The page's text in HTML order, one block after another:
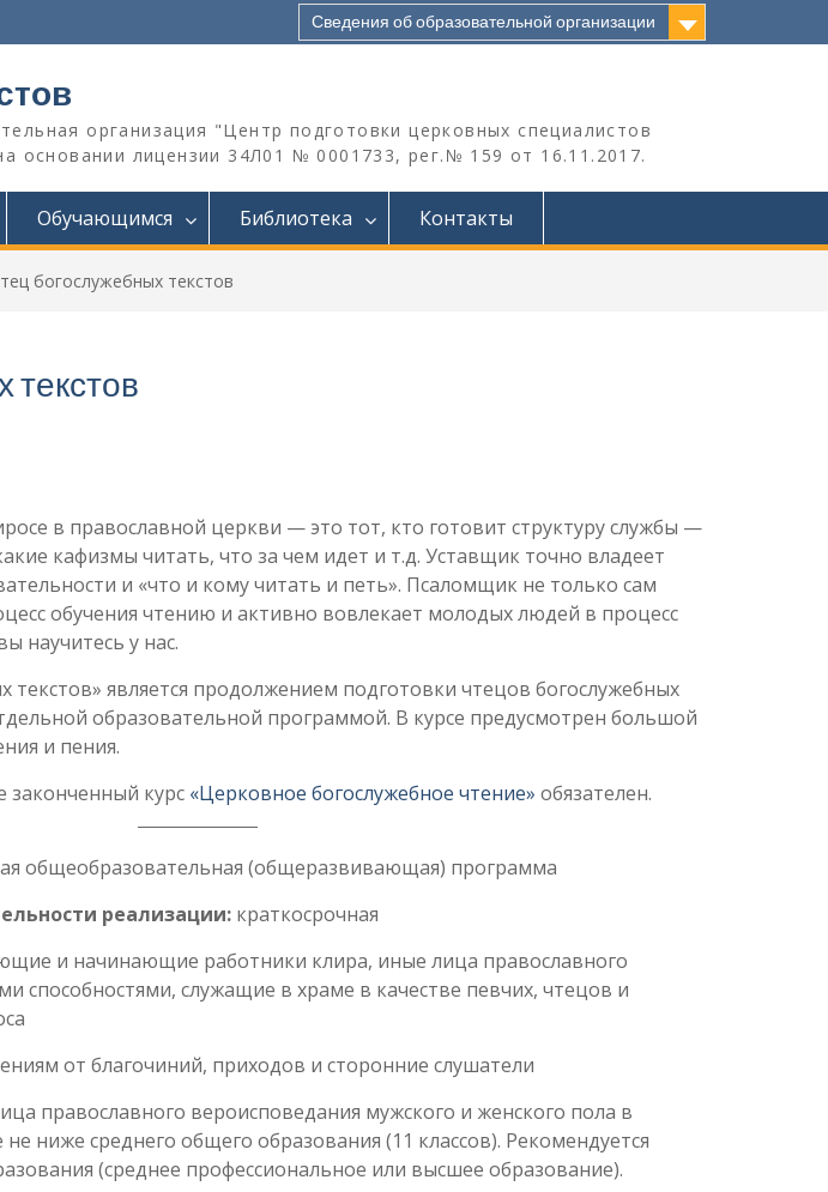
Сведения об образовательной организации
организация "Центр подготовки церковных специалистов
основании лицензии 34Л01 № 0001733, рег.№ 159 от 16.11.2017.
Обучающимся Библиотека Контакты
богослужебных текстов
текстов
в православной церкви — это тот, кто готовит структуру службы —
кафизмы читать, что за чем идет и т.д. Уставщик точно владеет
и «что и кому читать и петь». Псаломщик не только сам
обучения чтению и активно вовлекает молодых людей в процесс
научитесь у нас.
является продолжением подготовки чтецов богослужебных
образовательной программой. В курсе предусмотрен большой
и пения.
законченный курс «Церковное богослужебное чтение» обязателен.
общеобразовательная (общеразвивающая) программа
реализации:краткосрочная
и начинающие работники клира, иные лица православного
способностями, служащие в храме в качестве певчих, чтецов и
от благочиний, приходов и сторонние слушатели
православного вероисповедания мужского и женского пола в
ниже среднего общего образования (11 классов). Рекомендуется
(среднее профессиональное или высшее образование).